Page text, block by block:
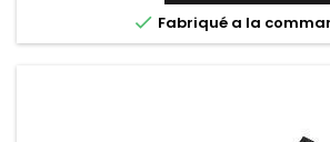
 Fabriqué a la